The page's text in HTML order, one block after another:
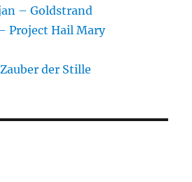
– Goldstrand
Project Hail Mary
der Stille